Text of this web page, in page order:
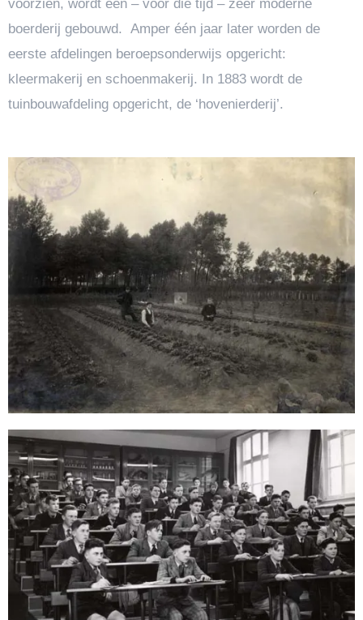
voorzien, wordt een – voor die tijd – zeer moderne
boerderij gebouwd. Amper één jaar later worden de
eerste afdelingen beroepsonderwijs opgericht:
kleermakerij en schoenmakerij. In 1883 wordt de
tuinbouwafdeling opgericht, de ‘hovenierderij’.